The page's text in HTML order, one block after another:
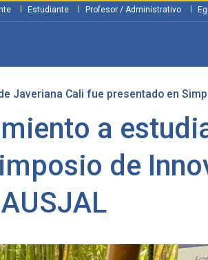
Estudiante Profesor / Administrativo
Javeriana Cali fue presentado en
a
de
AUSJAL